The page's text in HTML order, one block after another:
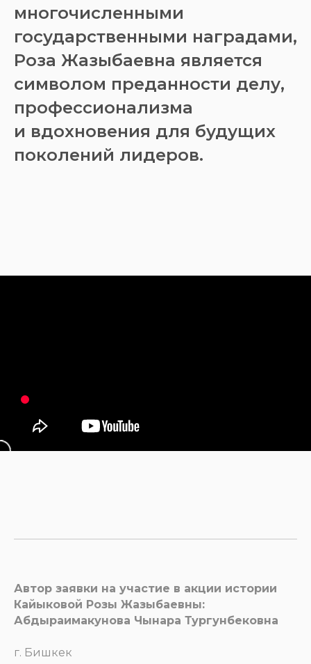
многочисленными
государственными наградами,
Роза Жазыбаевна является
символом преданности делу,
профессионализма
и вдохновения для будущих
поколений лидеров.
Автор заявки на участие в акции истории
Кайыковой Розы Жазыбаевны:
Абдыраимакунова Чынара Тургунбековна
г. Бишкек